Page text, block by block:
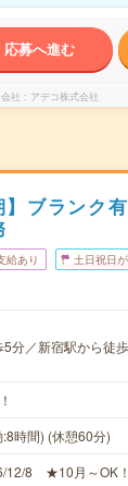
応募へ進む
社 アデコ株式会社
】ブランク
給あり 土日祝日
分／新宿駅から徒
時間) (休憩60分)
12/8 ★10月～OK！